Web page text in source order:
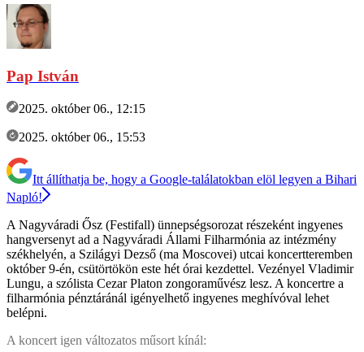
Pap István
2025. október 06., 12:15
2025. október 06., 15:53
Itt állíthatja be, hogy a Google-találatokban elöl legyen a Bihari
Napló!
A Nagyváradi Ősz (Festifall) ünnepségsorozat részeként ingyenes
hangversenyt ad a Nagyváradi Állami Filharmónia az intézmény
székhelyén, a Szilágyi Dezső (ma Moscovei) utcai koncertteremben
október 9-én, csütörtökön este hét órai kezdettel. Vezényel Vladimir
Lungu, a szólista Cezar Platon zongoraművész lesz. A koncertre a
filharmónia pénztáránál igényelhető ingyenes meghívóval lehet
belépni.
A koncert igen változatos műsort kínál: